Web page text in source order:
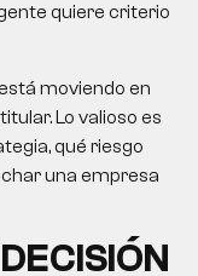
quiere criterio
moviendo en
Lo valioso es
qué riesgo
una empresa